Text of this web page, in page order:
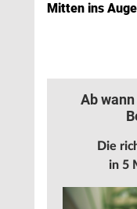
Mitten ins Auge
Ab
Die
in 5